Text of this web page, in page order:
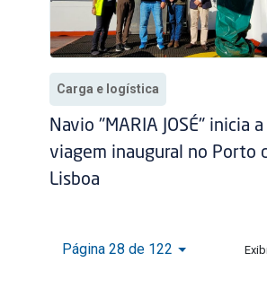
Carga e logística
Navio "MARIA JOSÉ" inicia a
viagem inaugural no Porto
Lisboa
Página 28 de 122